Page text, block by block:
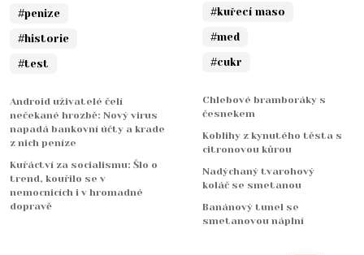
#penize
#historie
#test
Android uživatelé čelí
nečekané hrozbě: Nový virus
napadá bankovní účty a krade
z nich peníze
Kuřáctví za socialismu: Šlo o
trend, kouřilo se v
nemocnicích i v hromadné
dopravě
#kuřecí maso
#med
#cukr
Chlebové bramboráky s
česnekem
Koblihy z kynutého těsta s
citronovou kůrou
Nadýchaný tvarohový
koláč se smetanou
Banánový tunel se
smetanovou náplní